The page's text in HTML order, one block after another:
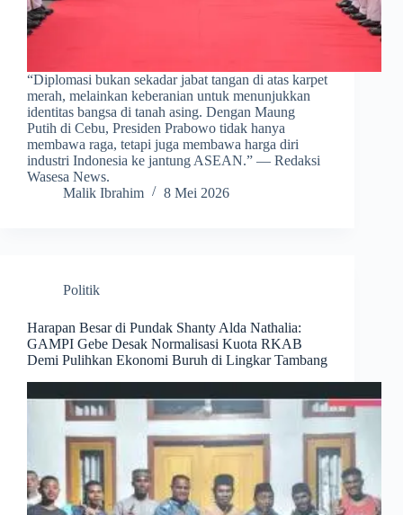
​“Diplomasi bukan sekadar jabat tangan di atas karpet
merah, melainkan keberanian untuk menunjukkan
identitas bangsa di tanah asing. Dengan Maung
Putih di Cebu, Presiden Prabowo tidak hanya
membawa raga, tetapi juga membawa harga diri
industri Indonesia ke jantung ASEAN.” — Redaksi
Wasesa News.
Malik Ibrahim
8 Mei 2026
Politik
Harapan Besar di Pundak Shanty Alda Nathalia:
GAMPI Gebe Desak Normalisasi Kuota RKAB
Demi Pulihkan Ekonomi Buruh di Lingkar Tambang